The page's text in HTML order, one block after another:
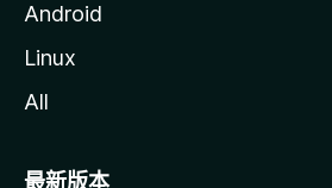
Android
Linux
All
最新版本